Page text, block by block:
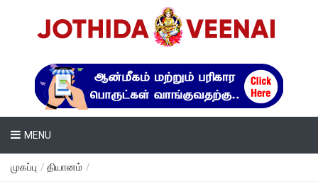
MENU
முகப்பு / தியானம் /